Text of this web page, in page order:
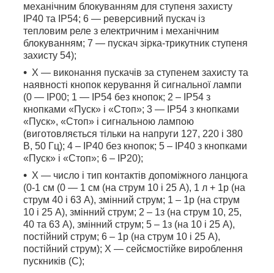
механічним блокуванням для ступеня захисту
IP40 та IP54; 6 — реверсивний пускач із
тепловим реле з електричним і механічним
блокуванням; 7 — пускач зірка-трикутник ступеня
захисту 54);
X — виконання пускачів за ступенем захисту та
наявності кнопок керування й сигнальної лампи
(0 — IP00; 1 — IP54 без кнопок; 2 – IP54 з
кнопками «Пуск» і «Стоп»; 3 — IP54 з кнопками
«Пуск», «Стоп» і сигнальною лампою
(виготовляється тільки на напруги 127, 220 і 380
В, 50 Гц); 4 – IP40 без кнопок; 5 – IP40 з кнопками
«Пуск» і «Стоп»; 6 – IP20);
X — число і тип контактів допоміжного ланцюга
(0-1 см (0 — 1 см (на струм 10 і 25 А), 1 л + 1р (на
струм 40 і 63 А), змінний струм; 1 – 1р (на струм
10 і 25 А), змінний струм; 2 – 1з (на струм 10, 25,
40 та 63 А), змінний струм; 5 – 1з (на 10 і 25 А),
постійний струм; 6 – 1р (на струм 10 і 25 А),
постійний струм); X — сейсмостійке вироблення
пускників (С);